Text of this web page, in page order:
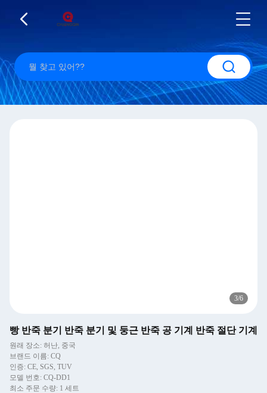
3/6
빵 반죽 분기 반죽 분기 및 둥근 반죽 공 기계 반죽 절단 기계
원래 장소: 허난, 중국
브랜드 이름: CQ
인증: CE, SGS, TUV
모델 번호: CQ-DD1
최소 주문 수량: 1 세트